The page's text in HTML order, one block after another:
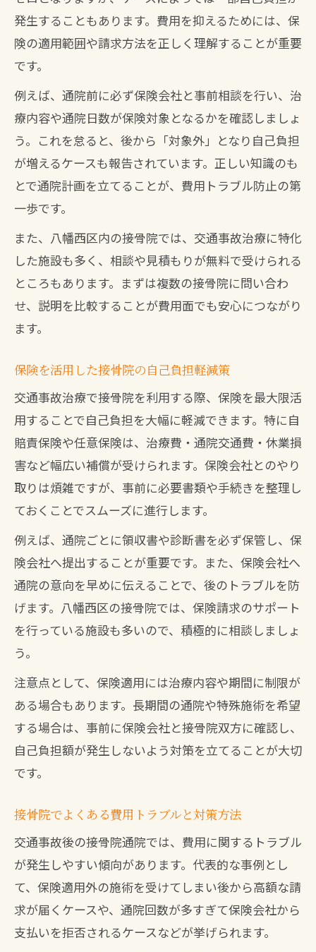
発生することもあります。費用を抑えるためには、保
険の適用範囲や請求方法を正しく理解することが重要
です。
例えば、通院前に必ず保険会社と事前相談を行い、治
療内容や通院日数が保険対象となるかを確認しましょ
う。これを怠ると、後から「対象外」となり自己負担
が増えるケースも報告されています。正しい知識のも
とで通院計画を立てることが、費用トラブル防止の第
一歩です。
また、八幡西区内の接骨院では、交通事故治療に特化
した施設も多く、相談や見積もりが無料で受けられる
ところもあります。まずは複数の接骨院に問い合わ
せ、説明を比較することが費用面でも安心につながり
ます。
保険を活用した接骨院の自己負担軽減策
交通事故治療で接骨院を利用する際、保険を最大限活
用することで自己負担を大幅に軽減できます。特に自
賠責保険や任意保険は、治療費・通院交通費・休業損
害など幅広い補償が受けられます。保険会社とのやり
取りは煩雑ですが、事前に必要書類や手続きを整理し
ておくことでスムーズに進行します。
例えば、通院ごとに領収書や診断書を必ず保管し、保
険会社へ提出することが重要です。また、保険会社へ
通院の意向を早めに伝えることで、後のトラブルを防
げます。八幡西区の接骨院では、保険請求のサポート
を行っている施設も多いので、積極的に相談しましょ
う。
注意点として、保険適用には治療内容や期間に制限が
ある場合もあります。長期間の通院や特殊施術を希望
する場合は、事前に保険会社と接骨院双方に確認し、
自己負担額が発生しないよう対策を立てることが大切
です。
接骨院でよくある費用トラブルと対策方法
交通事故後の接骨院通院では、費用に関するトラブル
が発生しやすい傾向があります。代表的な事例とし
て、保険適用外の施術を受けてしまい後から高額な請
求が届くケースや、通院回数が多すぎて保険会社から
支払いを拒否されるケースなどが挙げられます。